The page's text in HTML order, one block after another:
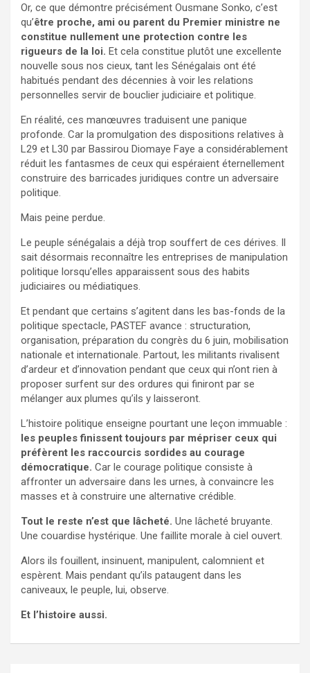
Or, ce que démontre précisément Ousmane Sonko, c’est
qu’être proche, ami ou parent du Premier ministre ne
constitue nullement une protection contre les
rigueurs de la loi. Et cela constitue plutôt une excellente
nouvelle sous nos cieux, tant les Sénégalais ont été
habitués pendant des décennies à voir les relations
personnelles servir de bouclier judiciaire et politique.
En réalité, ces manœuvres traduisent une panique
profonde. Car la promulgation des dispositions relatives à
L29 et L30 par Bassirou Diomaye Faye a considérablement
réduit les fantasmes de ceux qui espéraient éternellement
construire des barricades juridiques contre un adversaire
politique.
Mais peine perdue.
Le peuple sénégalais a déjà trop souffert de ces dérives. Il
sait désormais reconnaître les entreprises de manipulation
politique lorsqu’elles apparaissent sous des habits
judiciaires ou médiatiques.
Et pendant que certains s’agitent dans les bas-fonds de la
politique spectacle, PASTEF avance : structuration,
organisation, préparation du congrès du 6 juin, mobilisation
nationale et internationale. Partout, les militants rivalisent
d’ardeur et d’innovation pendant que ceux qui n’ont rien à
proposer surfent sur des ordures qui finiront par se
mélanger aux plumes qu’ils y laisseront.
L’histoire politique enseigne pourtant une leçon immuable :
les peuples finissent toujours par mépriser ceux qui
préfèrent les raccourcis sordides au courage
démocratique. Car le courage politique consiste à
affronter un adversaire dans les urnes, à convaincre les
masses et à construire une alternative crédible.
Tout le reste n’est que lâcheté. Une lâcheté bruyante.
Une couardise hystérique. Une faillite morale à ciel ouvert.
Alors ils fouillent, insinuent, manipulent, calomnient et
espèrent. Mais pendant qu’ils pataugent dans les
caniveaux, le peuple, lui, observe.
Et l’histoire aussi.